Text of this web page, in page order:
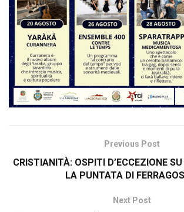
Previous Post
CRISTIANITÀ: OSPITI D’ECCEZIONE
LA PUNTATA DI
Next Post